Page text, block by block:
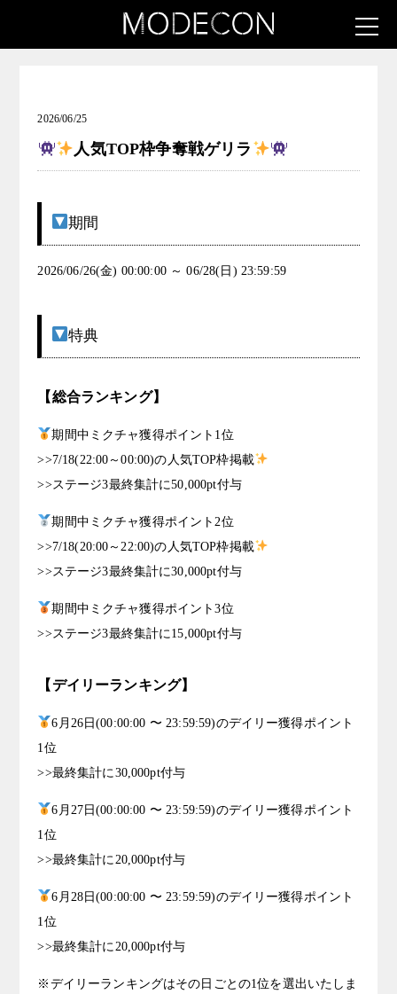
2026/06/25
人気TOP枠争奪戦ゲリラ
期間
2026/06/26(金) 00:00:00 ～ 06/28(日) 23:59:59
特典
【総合ランキング】
期間中ミクチャ獲得ポイント1位
>>7/18(22:00～00:00)の人気TOP枠掲載
>>ステージ3最終集計に50,000pt付与
期間中ミクチャ獲得ポイント2位
>>7/18(20:00～22:00)の人気TOP枠掲載
>>ステージ3最終集計に30,000pt付与
期間中ミクチャ獲得ポイント3位
>>ステージ3最終集計に15,000pt付与
【デイリーランキング】
6月26日(00:00:00 〜 23:59:59)のデイリー獲得ポイント
1位
>>最終集計に30,000pt付与
6月27日(00:00:00 〜 23:59:59)のデイリー獲得ポイント
1位
>>最終集計に20,000pt付与
6月28日(00:00:00 〜 23:59:59)のデイリー獲得ポイント
1位
>>最終集計に20,000pt付与
※デイリーランキングはその日ごとの1位を選出いたしま